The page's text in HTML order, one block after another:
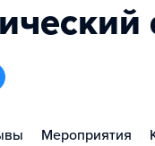
Мероприятия